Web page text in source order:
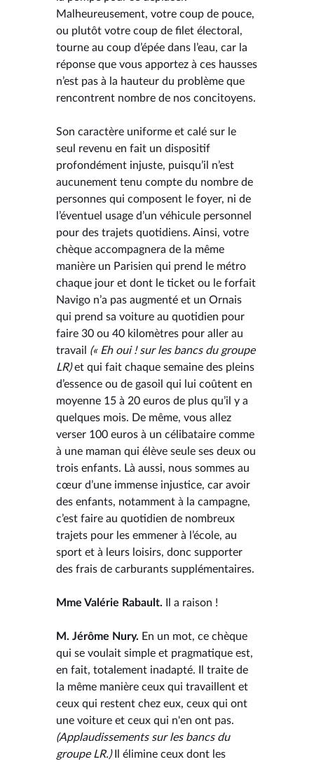
Malheureusement, votre coup de pouce,
ou plutôt votre coup de filet électoral,
tourne au coup d’épée dans l’eau, car la
réponse que vous apportez à ces hausses
n’est pas à la hauteur du problème que
rencontrent nombre de nos concitoyens.
Son caractère uniforme et calé sur le
seul revenu en fait un dispositif
profondément injuste, puisqu’il n’est
aucunement tenu compte du nombre de
personnes qui composent le foyer, ni de
l’éventuel usage d’un véhicule personnel
pour des trajets quotidiens. Ainsi, votre
chèque accompagnera de la même
manière un Parisien qui prend le métro
chaque jour et dont le ticket ou le forfait
Navigo n’a pas augmenté et un Ornais
qui prend sa voiture au quotidien pour
faire 30 ou 40 kilomètres pour aller au
travail (« Eh oui ! sur les bancs du groupe
LR)et qui fait chaque semaine des pleins
d’essence ou de gasoil qui lui coûtent en
moyenne 15 à 20 euros de plus qu’il y a
quelques mois. De même, vous allez
verser 100 euros à un célibataire comme
à une maman qui élève seule ses deux ou
trois enfants. Là aussi, nous sommes au
cœur d’une immense injustice, car avoir
des enfants, notamment à la campagne,
c’est faire au quotidien de nombreux
trajets pour les emmener à l’école, au
sport et à leurs loisirs, donc supporter
des frais de carburants supplémentaires.
Mme Valérie Rabault. Il a raison !
M. Jérôme Nury. En un mot, ce chèque
qui se voulait simple et pragmatique est,
en fait, totalement inadapté. Il traite de
la même manière ceux qui travaillent et
ceux qui restent chez eux, ceux qui ont
une voiture et ceux qui n'en ont pas.
(Applaudissements sur les bancs du
groupe LR.)Il élimine ceux dont les